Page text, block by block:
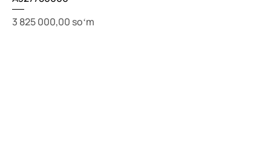
Price
3 825 000,00 soʻm